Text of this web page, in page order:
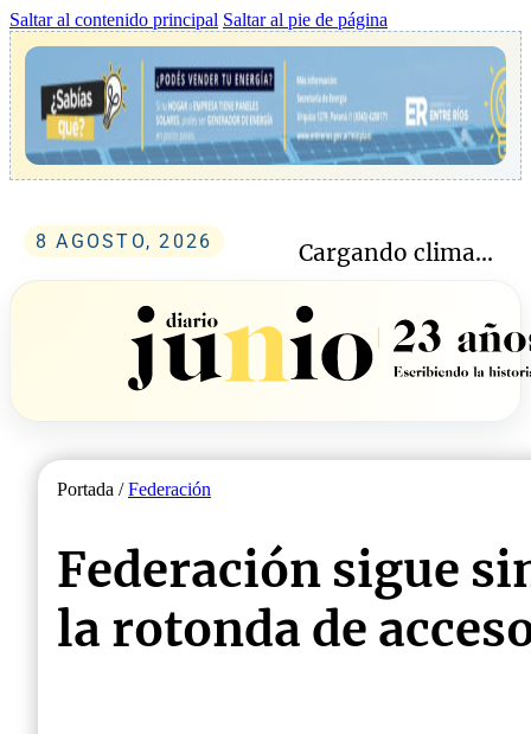
Saltar al contenido principal Saltar al pie de página
8 AGOSTO, 2026 Cargando clima...
Portada /Federación
Federación sigue
la rotonda de